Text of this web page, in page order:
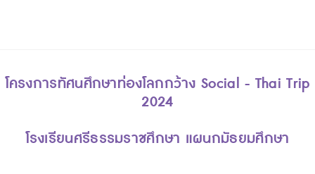
โครงการทัศนศึกษาท่องโลกกว้าง Social - Thai Trip
2024
โรงเรียนศรีธรรมราชศึกษา แผนกมัธยมศึกษา